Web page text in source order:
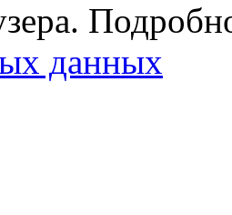
данных